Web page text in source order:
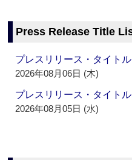
Press Release Title
プレスリリース・タイト
2026年08月06日 (木)
プレスリリース・タイト
2026年08月05日 (水)